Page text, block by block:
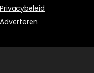
Privacybeleid
Adverteren